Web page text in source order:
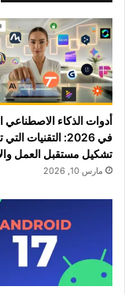
أدوات الذكاء الاصطناعي
في 2026: التقنيات
تشكيل مستقبل العمل
مارس 10, 2026